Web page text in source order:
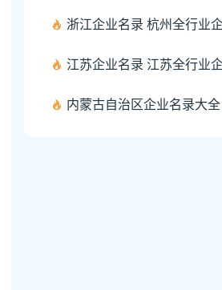
浙江企业名录 杭州全行业
江苏企业名录 江苏全行业
内蒙古自治区企业名录大全